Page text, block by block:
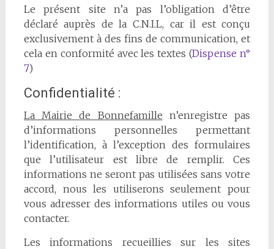
Le présent site n’a pas l’obligation d’être
déclaré auprès de la C.N.I.L, car il est conçu
exclusivement à des fins de communication, et
cela en conformité avec les textes (Dispense n°
7)
Confidentialité :
La Mairie de Bonnefamille n’enregistre pas
d’informations personnelles permettant
l’identification, à l’exception des formulaires
que l’utilisateur est libre de remplir. Ces
informations ne seront pas utilisées sans votre
accord, nous les utiliserons seulement pour
vous adresser des informations utiles ou vous
contacter.
Les informations recueillies sur les sites